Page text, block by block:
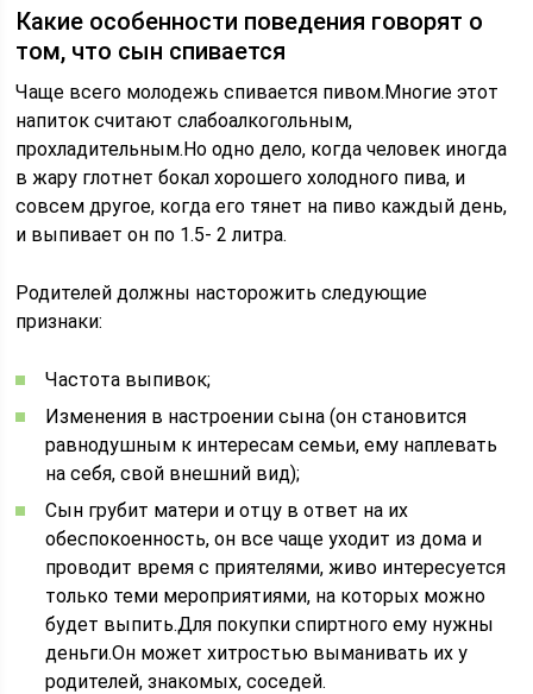
Какие особенности поведения говорят о
том, что сын спивается
Чаще всего молодежь спивается пивом.Многие этот
напиток считают слабоалкогольным,
прохладительным.Но одно дело, когда человек иногда
в жару глотнет бокал хорошего холодного пива, и
совсем другое, когда его тянет на пиво каждый день,
и выпивает он по 1.5- 2 литра.
Родителей должны насторожить следующие
признаки:
Частота выпивок;
Изменения в настроении сына (он становится
равнодушным к интересам семьи, ему наплевать
на себя, свой внешний вид);
Сын грубит матери и отцу в ответ на их
обеспокоенность, он все чаще уходит из дома и
проводит время с приятелями, живо интересуется
только теми мероприятиями, на которых можно
будет выпить.Для покупки спиртного ему нужны
деньги.Он может хитростью выманивать их у
родителей, знакомых, соседей.